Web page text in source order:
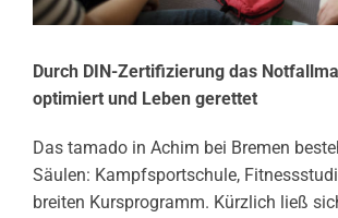
Durch DIN-Zertifizierung das
optimiert und Leben gerettet
Das tamado in Achim bei Bremen
Säulen: Kampfsportschule,
breiten Kursprogramm. Kürzlich ließ